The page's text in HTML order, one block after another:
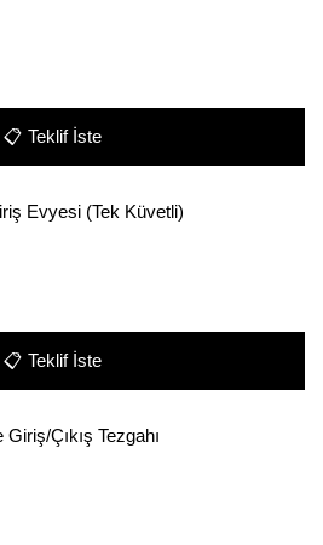
📋 Teklif İste
Evyesi (Tek Küvetli)
📋 Teklif İste
Giriş/Çıkış Tezgahı